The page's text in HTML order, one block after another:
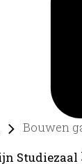
Bouwen